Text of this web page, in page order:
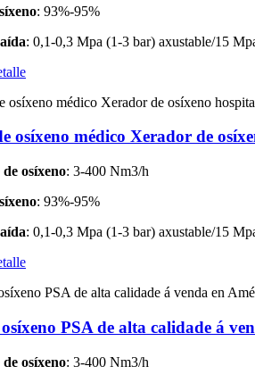
: 93%-95%
: 0,1-0,3 Mpa (1-3 bar) axustable/15
osíxeno médico Xerador de
osíxeno: 3-400 Nm3/h
: 93%-95%
: 0,1-0,3 Mpa (1-3 bar) axustable/15
PSA de alta calidade á
osíxeno: 3-400 Nm3/h